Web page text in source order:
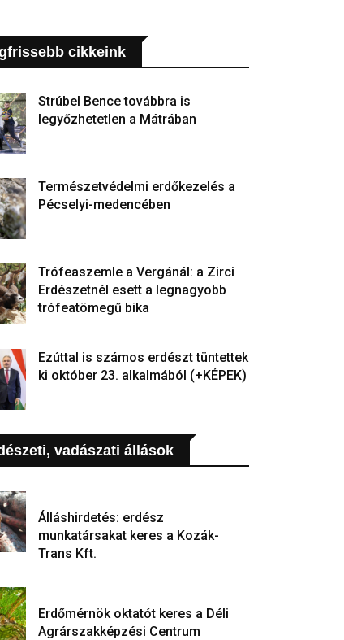
cikkeink
Strúbel Bence továbbra is
legyőzhetetlen a Mátrában
Természetvédelmi erdőkezelés a
Pécselyi-medencében
Trófeaszemle a Vergánál: a Zirci
Erdészetnél esett a legnagyobb
trófeatömegű bika
Ezúttal is számos erdészt tüntettek
ki október 23. alkalmából (+KÉPEK)
vadászati állások
Álláshirdetés: erdész
munkatársakat keres a Kozák-
Trans Kft.
Erdőmérnök oktatót keres a Déli
Agrárszakképzési Centrum